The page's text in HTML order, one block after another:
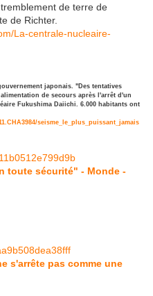
de terre de
de Richter.
La-centrale-nucleaire-
japonais. "Des tentatives
de secours après l'arrêt d'un
Fukushima Daiichi. 6.000 habitants ont
seisme_le_plus_puissant_jamais
toute sécurité" - Monde -
s'arrête pas comme une